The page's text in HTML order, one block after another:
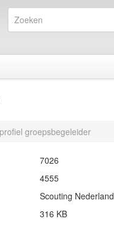
groepsbegeleider
7026
4555
Scouting Nederland
316 KB